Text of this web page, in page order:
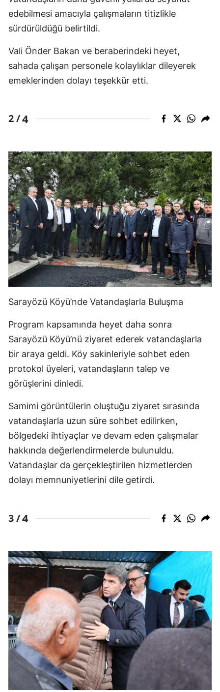
edebilmesi amacıyla çalışmaların titizlikle
sürdürüldüğü belirtildi.
Vali Önder Bakan ve beraberindeki heyet,
sahada çalışan personele kolaylıklar dileyerek
emeklerinden dolayı teşekkür etti.
2 /4
Sarayözü Köyü’nde Vatandaşlarla Buluşma
Program kapsamında heyet daha sonra
Sarayözü Köyü’nü ziyaret ederek vatandaşlarla
bir araya geldi. Köy sakinleriyle sohbet eden
protokol üyeleri, vatandaşların talep ve
görüşlerini dinledi.
Samimi görüntülerin oluştuğu ziyaret sırasında
vatandaşlarla uzun süre sohbet edilirken,
bölgedeki ihtiyaçlar ve devam eden çalışmalar
hakkında değerlendirmelerde bulunuldu.
Vatandaşlar da gerçekleştirilen hizmetlerden
dolayı memnuniyetlerini dile getirdi.
3 /4